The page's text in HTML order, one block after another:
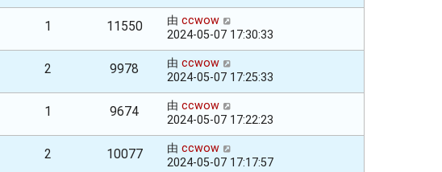
1 11550 由 ccwow
2024-05-07 17:30:33
2 9978 由 ccwow
2024-05-07 17:25:33
1 9674 由 ccwow
2024-05-07 17:22:23
2 10077 由 ccwow
2024-05-07 17:17:57